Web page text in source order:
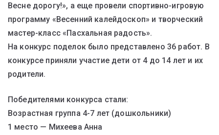
Весне дорогу!», а еще провели спортивно-игровую
программу «Весенний калейдоскоп» и творческий
мастер-класс «Пасхальная радость».
На конкурс поделок было представлено 36 работ. В
конкурсе приняли участие дети от 4 до 14 лет и их
родители.
Победителями конкурса стали:
Возрастная группа 4-7 лет (дошкольники)
1 место — Михеева Анна